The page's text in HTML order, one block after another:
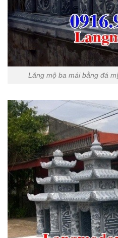
Lăng mộ ba mái bằng đá